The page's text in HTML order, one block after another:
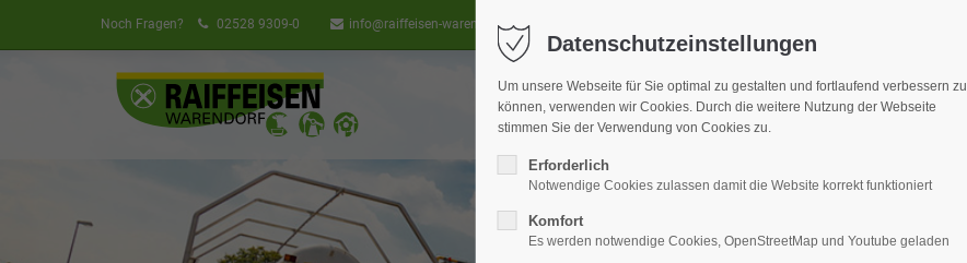
Noch Fragen? 02528 9309-0 info@raiffeisen-warendorf.de
Datenschutzeinstellungen
Um unsere Webseite für Sie optimal zu gestalten und fortlaufend verbessern zu
können, verwenden wir Cookies. Durch die weitere Nutzung der Webseite
stimmen Sie der Verwendung von Cookies zu.
Erforderlich
Notwendige Cookies zulassen damit die Website korrekt funktioniert
Komfort
Es werden notwendige Cookies, OpenStreetMap und Youtube geladen